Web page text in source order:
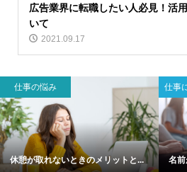
広告業界に転職したい人必見！活
いて
2021.09.17
仕事の悩み
休憩が取れないときのメリットと...
仕事
名